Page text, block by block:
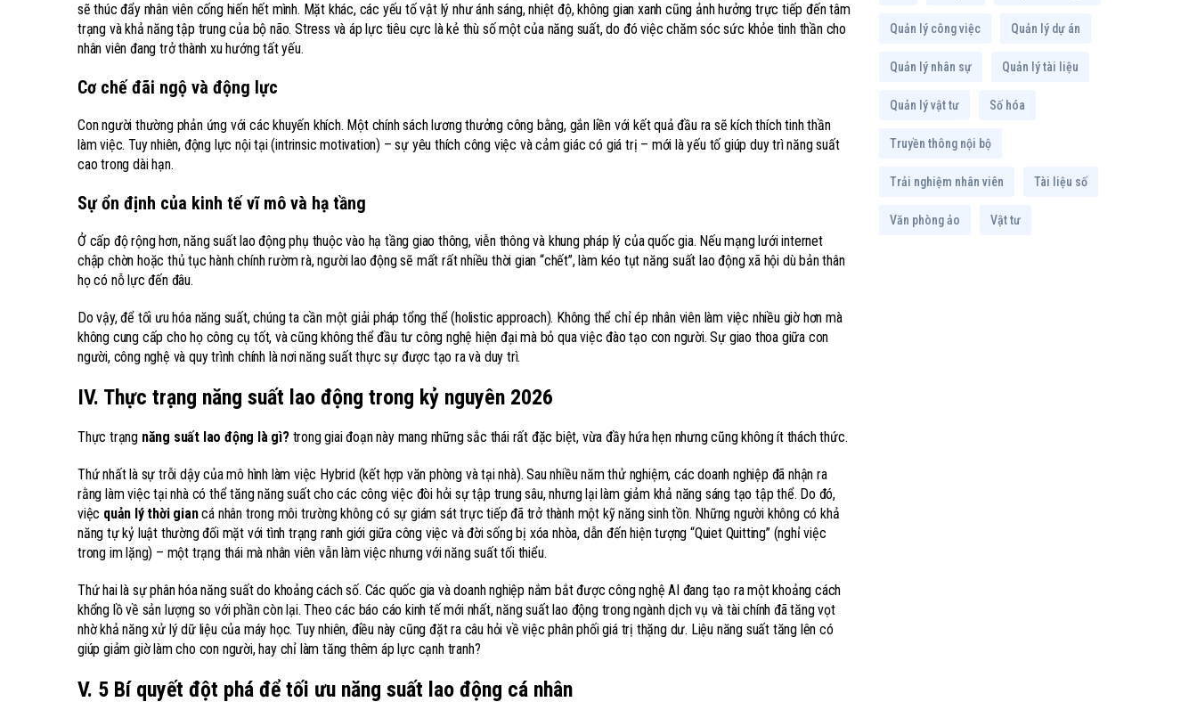
sẽ thúc đẩy nhân viên cống hiến hết mình. Mặt khác, các yếu tố vật lý như ánh sáng, nhiệt độ, không gian xanh cũng ảnh hưởng trực tiếp đến tâm
trạng và khả năng tập trung của bộ não. Stress và áp lực tiêu cực là kẻ thù số một của năng suất, do đó việc chăm sóc sức khỏe tinh thần cho
nhân viên đang trở thành xu hướng tất yếu.
Cơ chế đãi ngộ và động lực
Con người thường phản ứng với các khuyến khích. Một chính sách lương thưởng công bằng, gắn liền với kết quả đầu ra sẽ kích thích tinh thần
làm việc. Tuy nhiên, động lực nội tại (intrinsic motivation) – sự yêu thích công việc và cảm giác có giá trị – mới là yếu tố giúp duy trì năng suất
cao trong dài hạn.
Sự ổn định của kinh tế vĩ mô và hạ tầng
Ở cấp độ rộng hơn, năng suất lao động phụ thuộc vào hạ tầng giao thông, viễn thông và khung pháp lý của quốc gia. Nếu mạng lưới internet
chập chờn hoặc thủ tục hành chính rườm rà, người lao động sẽ mất rất nhiều thời gian “chết”, làm kéo tụt năng suất lao động xã hội dù bản thân
họ có nỗ lực đến đâu.
Do vậy, để tối ưu hóa năng suất, chúng ta cần một giải pháp tổng thể (holistic approach). Không thể chỉ ép nhân viên làm việc nhiều giờ hơn mà
không cung cấp cho họ công cụ tốt, và cũng không thể đầu tư công nghệ hiện đại mà bỏ qua việc đào tạo con người. Sự giao thoa giữa con
người, công nghệ và quy trình chính là nơi năng suất thực sự được tạo ra và duy trì.
IV. Thực trạng năng suất lao động trong kỷ nguyên 2026
Thực trạng năng suất lao động là gì?trong giai đoạn này mang những sắc thái rất đặc biệt, vừa đầy hứa hẹn nhưng cũng không ít thách thức.
Thứ nhất là sự trỗi dậy của mô hình làm việc Hybrid (kết hợp văn phòng và tại nhà). Sau nhiều năm thử nghiệm, các doanh nghiệp đã nhận ra
rằng làm việc tại nhà có thể tăng năng suất cho các công việc đòi hỏi sự tập trung sâu, nhưng lại làm giảm khả năng sáng tạo tập thể. Do đó,
việc quản lý thời giancá nhân trong môi trường không có sự giám sát trực tiếp đã trở thành một kỹ năng sinh tồn. Những người không có khả
năng tự kỷ luật thường đối mặt với tình trạng ranh giới giữa công việc và đời sống bị xóa nhòa, dẫn đến hiện tượng “Quiet Quitting” (nghỉ việc
trong im lặng) – một trạng thái mà nhân viên vẫn làm việc nhưng với năng suất tối thiểu.
Thứ hai là sự phân hóa năng suất do khoảng cách số. Các quốc gia và doanh nghiệp nắm bắt được công nghệ AI đang tạo ra một khoảng cách
khổng lồ về sản lượng so với phần còn lại. Theo các báo cáo kinh tế mới nhất, năng suất lao động trong ngành dịch vụ và tài chính đã tăng vọt
nhờ khả năng xử lý dữ liệu của máy học. Tuy nhiên, điều này cũng đặt ra câu hỏi về việc phân phối giá trị thặng dư. Liệu năng suất tăng lên có
giúp giảm giờ làm cho con người, hay chỉ làm tăng thêm áp lực cạnh tranh?
V. 5 Bí quyết đột phá để tối ưu năng suất lao động cá nhân
Quản lý công việc Quản lý dự án
Quản lý nhân sự Quản lý tài liệu
Quản lý vật tư Số hóa
Truyền thông nội bộ
Trải nghiệm nhân viên Tài liệu số
Văn phòng ảo Vật tư